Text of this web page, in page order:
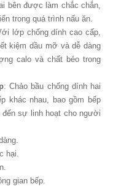
bên được làm chắc chắn,
trong quá trình nấu ăn.
lớp chống dính cao cấp,
kiệm dầu mỡ và dễ dàng
calo và chất béo trong
: Chảo bầu chống dính hai
khác nhau, bao gồm bếp
sự linh hoạt cho người
hại.
gian bếp.